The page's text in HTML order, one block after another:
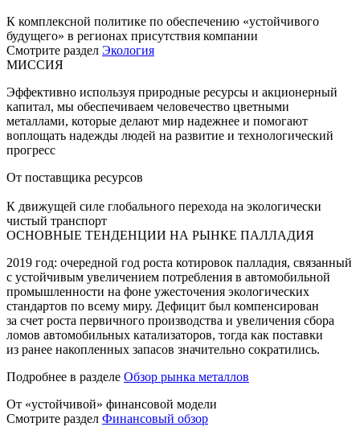
К комплексной политике по обеспечению «устойчивого
будущего» в регионах присутствия компании
Смотрите раздел Экология
МИССИЯ
Эффективно используя природные ресурсы и акционерный
капитал, мы обеспечиваем человечество цветными
металлами, которые делают мир надежнее и помогают
воплощать надежды людей на развитие и технологический
прогресс
От поставщика ресурсов
К движущей силе глобального перехода на экологически
чистый транспорт
ОСНОВНЫЕ ТЕНДЕНЦИИ НА РЫНКЕ ПАЛЛАДИЯ
2019 год: очередной год роста котировок палладия, связанный
с устойчивым увеличением потребления в автомобильной
промышленности на фоне ужесточения экологических
стандартов по всему миру. Дефицит был компенсирован
за счет роста первичного производства и увеличения сбора
ломов автомобильных катализаторов, тогда как поставки
из ранее накопленных запасов значительно сократились.
Подробнее в разделе Обзор рынка металлов
От «устойчивой» финансовой модели
Смотрите раздел Финансовый обзор